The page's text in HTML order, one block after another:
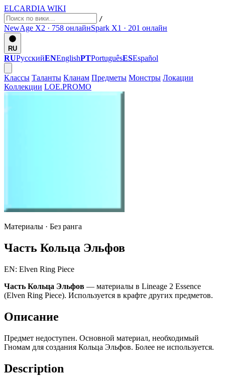
ELCARDIA WIKI
/
NewAge X2 · 758 онлайнSpark X1 · 201 онлайн
RU
RUРусскийENEnglishPTPortuguêsESEspañol
Классы Таланты Кланам Предметы Монстры Локации
Коллекции LOE.PROMO
Материалы · Без ранга
Часть Кольца Эльфов
EN: Elven Ring Piece
Часть Кольца Эльфов — материалы в Lineage 2 Essence
(Elven Ring Piece). Используется в крафте других предметов.
Описание
Предмет недоступен. Основной материал, необходимый
Гномам для создания Кольца Эльфов. Более не используется.
Description